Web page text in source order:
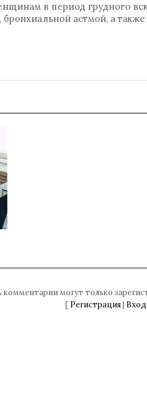
в период грудного
бронхиальной астмой, а
комментарии могут только
[ Регистрация| Вход